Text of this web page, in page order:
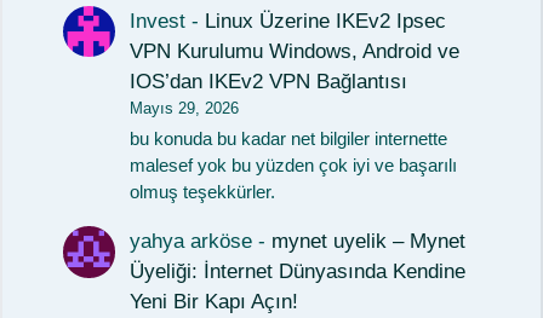
Invest - Linux Üzerine IKEv2 Ipsec
VPN Kurulumu Windows, Android ve
IOS’dan IKEv2 VPN Bağlantısı
Mayıs 29, 2026
bu konuda bu kadar net bilgiler internette
malesef yok bu yüzden çok iyi ve başarılı
olmuş teşekkürler.
yahya arköse - mynet uyelik – Mynet
Üyeliği: İnternet Dünyasında Kendine
Yeni Bir Kapı Açın!